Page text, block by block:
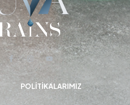
POLITIKALARIMIZ